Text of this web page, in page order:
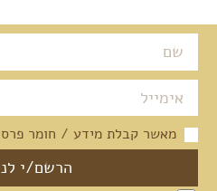
מאשר קבלת מידע / חומר